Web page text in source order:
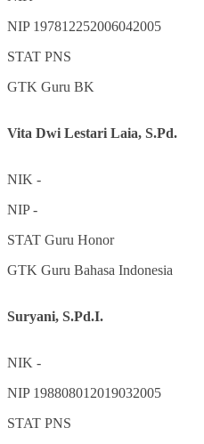
NIP 197812252006042005
STAT PNS
GTK Guru BK
Vita Dwi Lestari Laia, S.Pd.
NIK -
NIP-
STAT Guru Honor
GTK Guru Bahasa Indonesia
Suryani, S.Pd.I.
NIK -
NIP 198808012019032005
STAT PNS